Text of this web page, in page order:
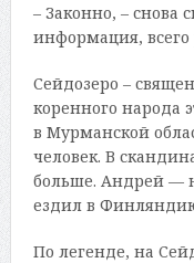
– Законно, – снова
информация, всего
Сейдозеро –
коренного народа
в Мурманской
человек. В
больше. Андрей —
ездил в
По легенде, на